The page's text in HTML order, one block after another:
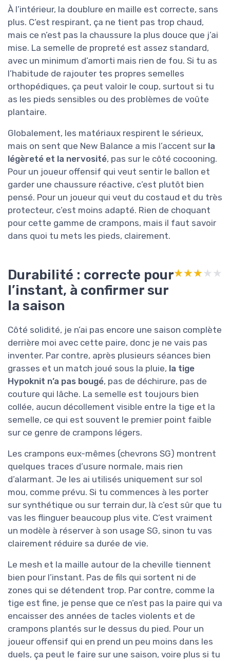
À l’intérieur, la doublure en maille est correcte, sans
plus. C’est respirant, ça ne tient pas trop chaud,
mais ce n’est pas la chaussure la plus douce que j’ai
mise. La semelle de propreté est assez standard,
avec un minimum d’amorti mais rien de fou. Si tu as
l’habitude de rajouter tes propres semelles
orthopédiques, ça peut valoir le coup, surtout si tu
as les pieds sensibles ou des problèmes de voûte
plantaire.
Globalement, les matériaux respirent le sérieux,
mais on sent que New Balance a mis l’accent sur la
légèreté et la nervosité, pas sur le côté cocooning.
Pour un joueur offensif qui veut sentir le ballon et
garder une chaussure réactive, c’est plutôt bien
pensé. Pour un joueur qui veut du costaud et du très
protecteur, c’est moins adapté. Rien de choquant
pour cette gamme de crampons, mais il faut savoir
dans quoi tu mets les pieds, clairement.
Durabilité : correcte pour
l’instant, à confirmer sur
la saison
★★★★★
★★★★★
Côté solidité, je n’ai pas encore une saison complète
derrière moi avec cette paire, donc je ne vais pas
inventer. Par contre, après plusieurs séances bien
grasses et un match joué sous la pluie, la tige
Hypoknit n’a pas bougé, pas de déchirure, pas de
couture qui lâche. La semelle est toujours bien
collée, aucun décollement visible entre la tige et la
semelle, ce qui est souvent le premier point faible
sur ce genre de crampons légers.
Les crampons eux-mêmes (chevrons SG) montrent
quelques traces d’usure normale, mais rien
d’alarmant. Je les ai utilisés uniquement sur sol
mou, comme prévu. Si tu commences à les porter
sur synthétique ou sur terrain dur, là c’est sûr que tu
vas les flinguer beaucoup plus vite. C’est vraiment
un modèle à réserver à son usage SG, sinon tu vas
clairement réduire sa durée de vie.
Le mesh et la maille autour de la cheville tiennent
bien pour l’instant. Pas de fils qui sortent ni de
zones qui se détendent trop. Par contre, comme la
tige est fine, je pense que ce n’est pas la paire qui va
encaisser des années de tacles violents et de
crampons plantés sur le dessus du pied. Pour un
joueur offensif qui en prend un peu moins dans les
duels, ça peut le faire sur une saison, voire plus si tu